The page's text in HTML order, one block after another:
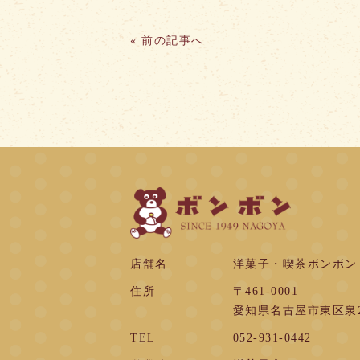
« 前の記事へ
店舗名 洋菓子・喫茶ボンボン
住所
〒461-0001
愛知県名古屋市東区
TEL 052-931-0442